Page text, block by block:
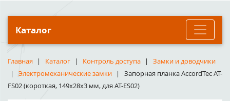
Каталог
Главная Каталог Контроль доступа
Замки и доводчики
Электромеханические замки
Запорная планка AccordTec AT-
FS02 (короткая, 149x28x3 мм, для AT-ES02)